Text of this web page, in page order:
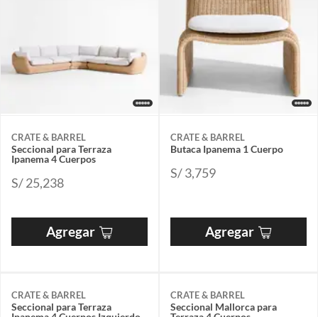
CRATE & BARREL
Seccional para Terraza
Ipanema 4 Cuerpos
S/ 25,238
Agregar
CRATE & BARREL
Butaca Ipanema 1 Cuerpo
S/ 3,759
Agregar
CRATE & BARREL
Seccional para Terraza
CRATE & BARREL
Seccional Mallorca para